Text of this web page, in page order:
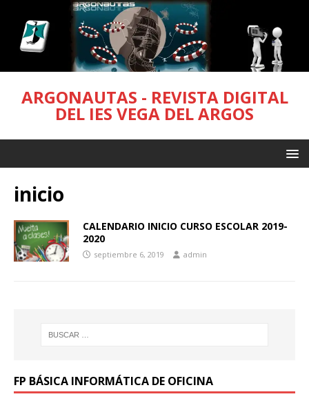
ARGONAUTAS - REVISTA DIGITAL
DEL IES VEGA DEL ARGOS
inicio
CALENDARIO INICIO CURSO ESCOLAR 2019-
2020
septiembre 6, 2019 admin
FP BÁSICA INFORMÁTICA DE OFICINA